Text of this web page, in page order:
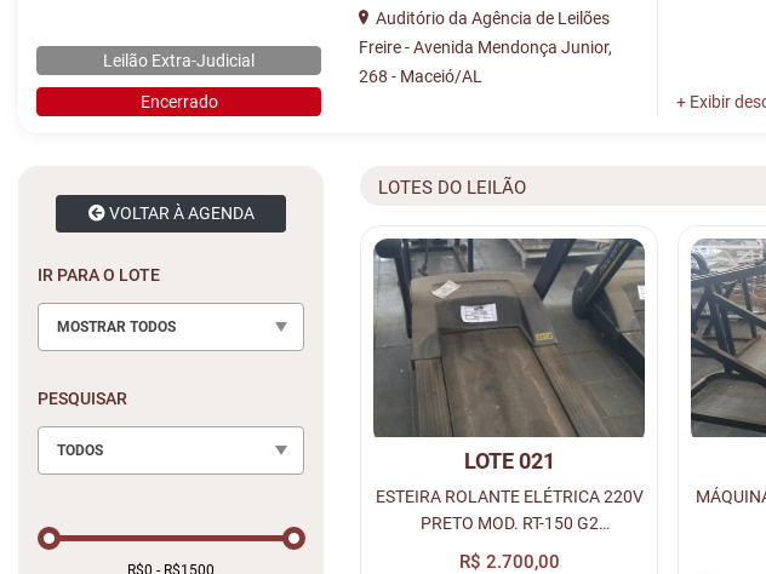
Leilão Extra-Judicial
Encerrado
Auditório da Agência de Leilões
Freire - Avenida Mendonça Junior,
268 - Maceió/AL
VOLTAR À AGENDA
IR PARA O LOTE
MOSTRAR TODOS
PESQUISAR
TODOS
LOTES DO LEILÃO
LOTE 021
ESTEIRA ROLANTE ELÉTRICA 220V
PRETO MOD. RT-150 G2
MOVEMENT – Nº: 15482.
R$ 2.700,00